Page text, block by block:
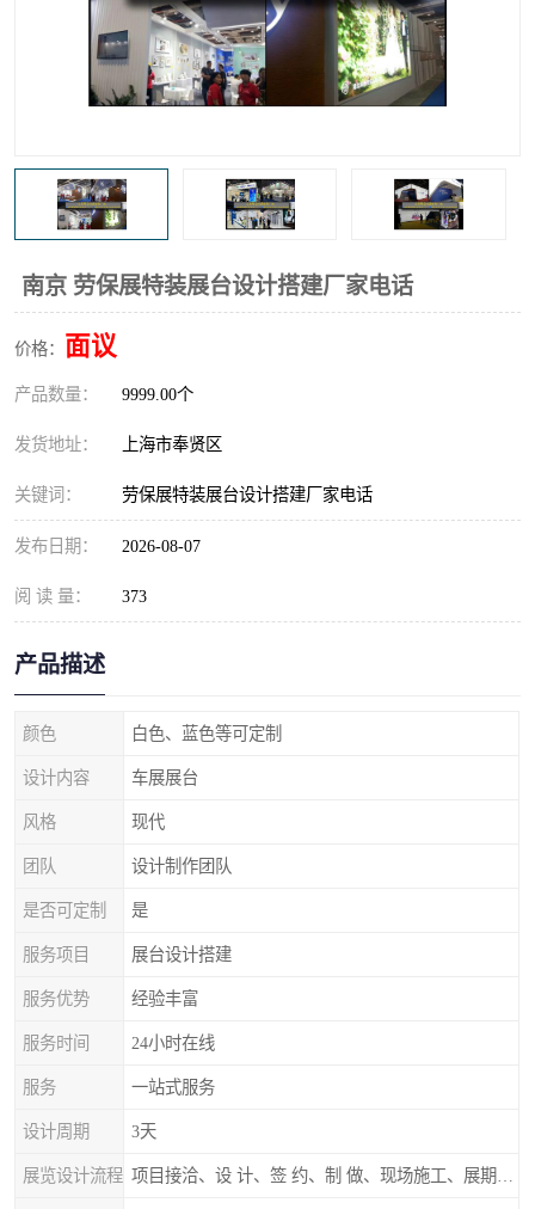
南京 劳保展特装展台设计搭建厂家电话
价格： 面议
产品数量： 9999.00个
发货地址： 上海市奉贤区
关键词： 劳保展特装展台设计搭建厂家电话
发布日期： 2026-08-07
阅 读 量： 373
产品描述
颜色 白色、蓝色等可定制
设计内容 车展展台
风格 现代
团队 设计制作团队
是否可定制 是
服务项目 展台设计搭建
服务优势 经验丰富
服务时间 24小时在线
服务 一站式服务
设计周期 3天
展览设计流程